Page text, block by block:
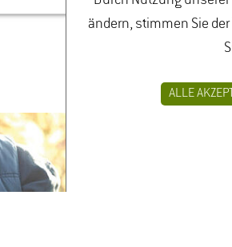
ändern, stimmen Sie
ALLE